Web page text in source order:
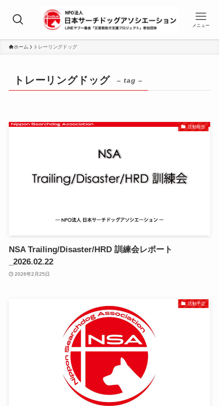
メニュー
ホーム トレーリングドッグ
トレーリングドッグ – tag –
活動報告
NSA Trailing/Disaster/HRD 訓練会レポート
_2026.02.22
2026年2月25日
活動予定